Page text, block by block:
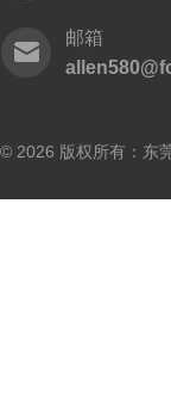
邮箱
© 2026 版权所有：东